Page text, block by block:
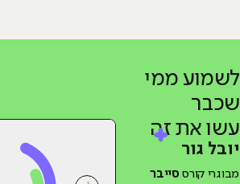
לשמוע ממי
שכבר
עשו את זה
יובל גור
מבוגרי קורססייבר